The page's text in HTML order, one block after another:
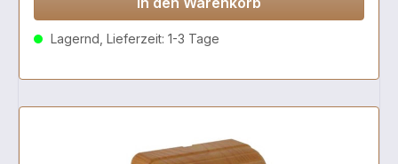
Lagernd, Lieferzeit: 1-3 Tage